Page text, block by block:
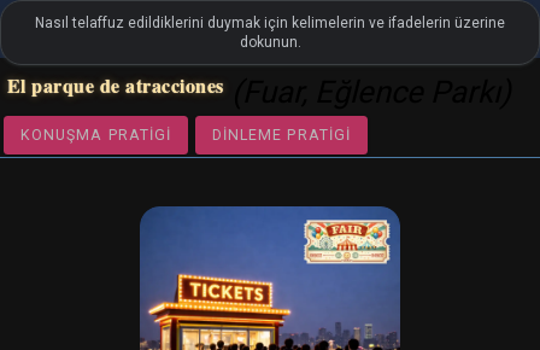
LanguageGuide.org•İspanyolca Görsel Kelime Hazinesi
settings
El parque de atracciones
KONUŞMA PRATIGI DINLEME PRATIGI
Nasıl telaffuz edildiklerini duymak için kelimelerin ve ifadelerin üzerine
dokunun.